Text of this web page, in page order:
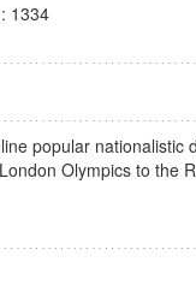
1334
popular nationalistic
Olympics to the